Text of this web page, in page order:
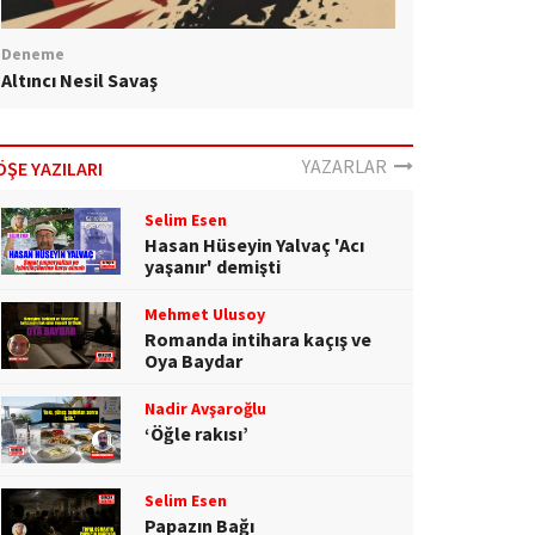
Deneme
Altıncı Nesil Savaş
YAZILARI YAZARLAR
Selim Esen
Hasan Hüseyin Yalvaç 'Acı
yaşanır' demişti
Mehmet Ulusoy
Romanda intihara kaçış ve
Oya Baydar
Nadir Avşaroğlu
‘Öğle rakısı’
Selim Esen
Papazın Bağı